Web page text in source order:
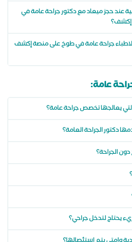
عند حجز ميعاد مع دكتور جراحة عامة في
جراحة عامة في طوخ على منصة إكشف
عامة:
يعالجها تخصص جراحة عامة؟
دكتور الجراحة العامة؟
الجراحة؟
يحتاج لتدخل جراحي؟